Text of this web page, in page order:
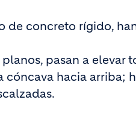
de concreto rígido,
pasan a
hacia arriba;